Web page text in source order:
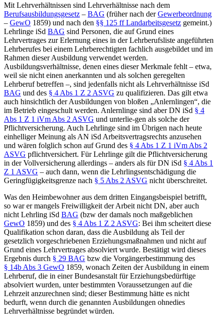
Mit Lehrverhältnissen sind Lehrverhältnisse nach dem
Berufsausbildungsgesetz – BAG (früher nach derGewerbeordnung
– GewO 1859) und nach den §§ 125 ff Landarbeitsgesetz gemeint.)
Lehrlinge iSd BAG sind Personen, die auf Grund eines
Lehrvertrages zur Erlernung eines in der Lehrberufsliste angeführten
Lehrberufes bei einem Lehrberechtigten fachlich ausgebildet und im
Rahmen dieser Ausbildung verwendet werden.
Ausbildungsverhältnisse, denen eines dieser Merkmale fehlt – etwa,
weil sie nicht einen anerkannten und als solchen geregelten
Lehrberuf betreffen –, sind jedenfalls nicht als Lehrverhältnisse iSd
BAG und des § 4 Abs 1 Z 2 ASVG zu qualifizieren. Das gilt etwa
auch hinsichtlich der Ausbildungen von bloßen „Anlernlingen“, die
im Betrieb eingeschult werden. Anlernlinge sind aber DN iSd § 4
Abs 1 Z 1 iVm Abs 2 ASVG und unterlie-gen als solche der
Pflichtversicherung. Auch Lehrlinge sind im Übrigen nach heute
einhelliger Meinung als AN iSd Arbeitsvertragsrechts anzusehen
und wären folglich schon auf Grund des § 4 Abs 1 Z 1 iVm Abs 2
ASVG pflichtversichert. Für Lehrlinge gilt die Pflichtversicherung
in der Vollversicherung allerdings – anders als für DN iSd § 4 Abs 1
Z 1 ASVG – auch dann, wenn die Lehrlingsentschädigung die
Geringfügigkeitsgrenze nach § 5 Abs 2 ASVG nicht überschreitet.
Was den Heimbewohner aus dem dritten Eingangsbeispiel betrifft,
so war er mangels Freiwilligkeit der Arbeit nicht DN, aber auch
nicht Lehrling iSd BAG (bzw der damals noch maßgeblichen
GewO 1859) und des § 4 Abs 1 Z 2 ASVG: Bei ihm scheitert diese
Qualifikation schon daran, dass die Ausbildung als Teil der
gesetzlich vorgeschriebenen Erziehungsmaßnahmen und nicht auf
Grund eines Lehrvertrages absolviert wurde. Bestätigt wird dieses
Ergebnis durch § 29 BAG bzw die Vorgängerbestimmung des
§ 14b Abs 3 GewO 1859, wonach Zeiten der Ausbildung in einem
Lehrberuf, die in einer Bundesanstalt für Erziehungsbedürftige
absolviert wurden, unter bestimmten Voraussetzungen auf die
Lehrzeit anzurechnen sind; dieser Bestimmung hätte es nicht
bedurft, wenn durch die genannten Ausbildungen ohnedies
Lehrverhältnisse begründet würden.